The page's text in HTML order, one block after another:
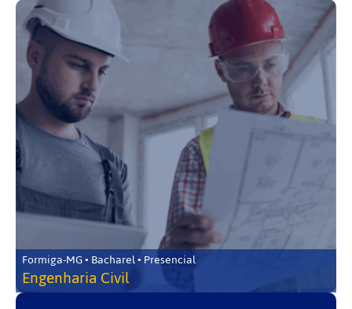
Formiga-MG • Bacharel • Presencial
Engenharia Civil